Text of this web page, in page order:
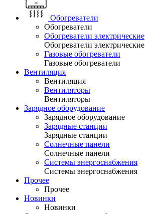
Обогреватели
Обогреватели
Обогреватели электрические
Обогреватели электрические
Газовые обогреватели
Газовые обогреватели
Вентиляция
Вентиляция
Вентиляторы
Вентиляторы
Зарядное оборудование
Зарядное оборудование
Зарядные станции
Зарядные станции
Солнечные панели
Солнечные панели
Системы энергоснабжения
Системы энергоснабжения
Прочее
Прочее
Новинки
Новинки